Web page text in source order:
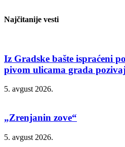
Najčitanije vesti
Iz Gradske bašte ispraćeni
pivom ulicama grada
5. avgust 2026.
„Zrenjanin zove“
5. avgust 2026.